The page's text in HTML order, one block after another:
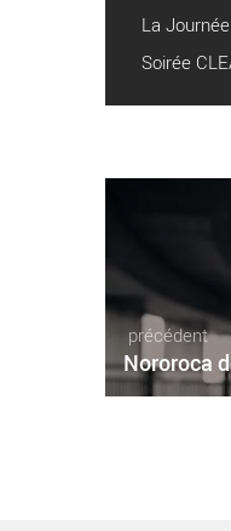
La
Soirée
précédent
Nororoca